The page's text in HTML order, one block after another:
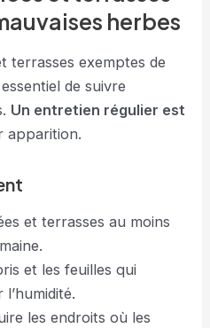
herbes
terrasses exemptes de
de suivre
Un entretien régulier est
apparition.
et terrasses au moins
et les feuilles qui
les endroits où les